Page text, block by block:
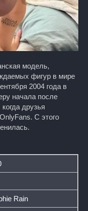
модель,
фигур в мире
2004 года в
начала после
друзья
С этого
Rain